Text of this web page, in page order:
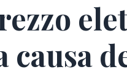
causa